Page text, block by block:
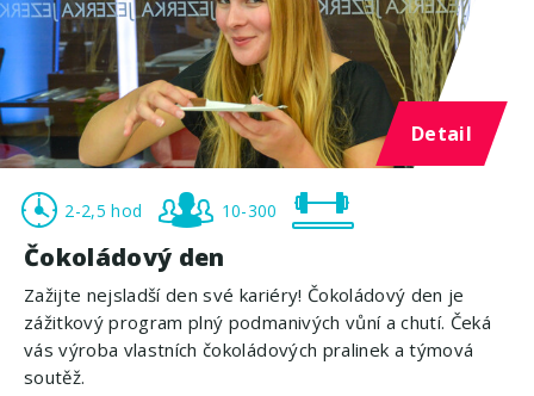
Detail
2-2,5 hod 10-300
Čokoládový den
Zažijte nejsladší den své kariéry! Čokoládový den je
zážitkový program plný podmanivých vůní a chutí. Čeká
vás výroba vlastních čokoládových pralinek a týmová
soutěž.